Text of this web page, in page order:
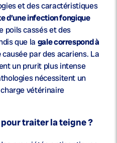
et des caractéristiques
d’une infection fongique
poils cassés et des
que la gale correspond à
causée par des acariens. La
un prurit plus intense
nécessitent un
vétérinaire
traiter la teigne ?